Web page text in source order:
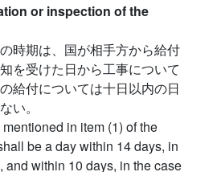
or inspection of the
時期は、国が相手方から給付
を受けた日から工事について
給付については十日以内の日
い。
in item (1) of the
be a day within 14 days, in
and within 10 days, in the case